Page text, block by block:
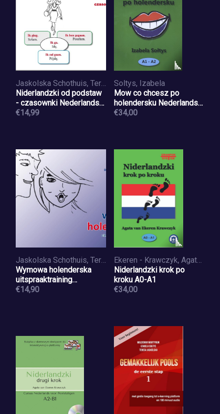
Jaskolska Schothuis, Teresa
Niderlandzki od podstaw
- czasownki Nederlandse
werkwoorden voor
€14,99
Soltys, Izabela
Mow co chcesz po
holendersku Nederlands
voor Poolstaligen A1-A2
€34,00
Jaskolska Schothuis, Teresa
Wymowa holenderska
uitspraaktraining
Nederlands
€14,90
Ekeren - Krawczyk, Agata van
Niderlandzki krok po
kroku A0-A1
€34,00